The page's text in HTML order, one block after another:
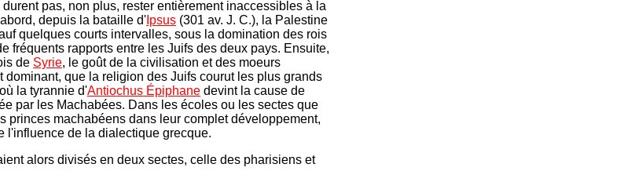
durent pas, non plus, rester entièrement inaccessibles à la
depuis la bataille d' Ipsus (301 av. J. C.), la Palestine
quelques courts intervalles, sous la domination des rois
fréquents rapports entre les Juifs des deux pays. Ensuite,
de Syrie, le goût de la civilisation et des moeurs
dominant, que la religion des Juifs courut les plus grands
la tyrannie d'Antiochus Épiphane devint la cause de
par les Machabées. Dans les écoles ou les sectes que
princes machabéens dans leur complet développement,
l'influence de la dialectique grecque.
alors divisés en deux sectes, celle des pharisiens et